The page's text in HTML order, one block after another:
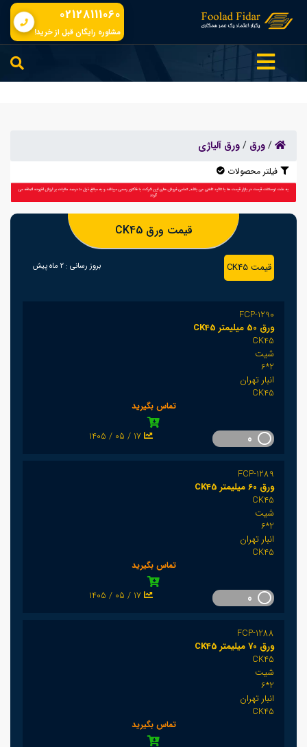
02128111060
مشاوره رایگان قبل از خرید!
/ورق /ورق آلیاژی
فیلتر محصولات
قیمت ورق CK45
قیمت CK45 بروز رسانی : 2 ماه پیش
FCP-1290
ورق 50 میلیمتر CK45
CK45
شیت
2*6
انبار تهران
CK45
تماس بگیرید
1405 / 05 / 17
FCP-1289
ورق 60 میلیمتر CK45
CK45
شیت
2*6
انبار تهران
CK45
تماس بگیرید
1405 / 05 / 17
FCP-1288
ورق 70 میلیمتر CK45
CK45
شیت
2*6
انبار تهران
CK45
تماس بگیرید